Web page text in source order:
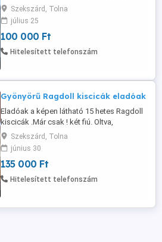
a macska almot használják. Kedves
érdeklődő játékos kiscicák. 12 hetesek
azonnal elvihetők.
Szekszárd, Tolna
július 25
100 000 Ft
Hitelesített telefonszám
Gyönyörű Ragdoll kiscicák eladóak
Eladóak a képen látható 15 hetes Ragdoll
kiscicák .Már csak ! két fiú. Oltva,
féregtelenítve, kiskönyvvel,
parazitamentesen, egészségesen,
szobatisztán várják új, szerető gazdijukat.
Szülők a helyszínen megtekinthetők.
Egyéb kérdéseivel keressen bizalommal!
Szekszárd, Tolna
június 30
135 000 Ft
Hitelesített telefonszám